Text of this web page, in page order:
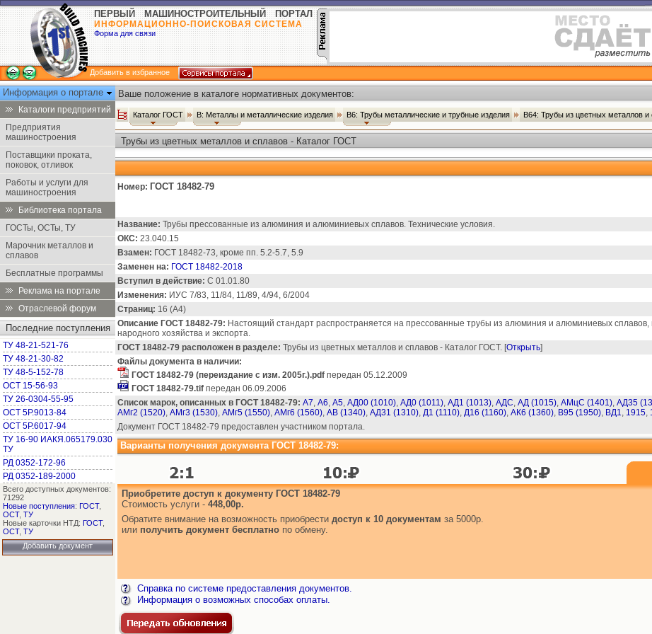
ПЕРВЫЙ МАШИНОСТРОИТЕЛЬНЫЙ ПОРТАЛ
ИНФОРМАЦИОННО-ПОИСКОВАЯ СИСТЕМА
Форма для связи
Добавить в избранное
Информация о портале
Каталоги предприятий
Предприятия
машиностроения
Поставщики проката,
поковок, отливок
Работы и услуги для
машиностроения
Библиотека портала
ГОСТы, ОСТы, ТУ
Марочник металлов и
сплавов
Бесплатные программы
Реклама на портале
Отраслевой форум
Последние поступления
ТУ 48-21-521-76
ТУ 48-21-30-82
ТУ 48-5-152-78
ОСТ 15-56-93
ТУ 26-0304-55-95
ОСТ 5Р.9013-84
ОСТ 5Р.6017-94
ТУ 16-90 ИАКЯ.065179.030
ТУ
РД 0352-172-96
РД 0352-189-2000
Всего доступных документов:
71292
Новые поступления: ГОСТ,
ОСТ, ТУ
Новые карточки НТД: ГОСТ,
ОСТ, ТУ
Добавить документ
Ваше положение в каталоге нормативных документов:
Каталог ГОСТ В: Металлы и металлические изделия В6: Трубы металлические и трубные изделия В64: Трубы из цветных металлов и
Трубы из цветных металлов и сплавов - Каталог ГОСТ
Номер: ГОСТ 18482-79
Название: Трубы прессованные из алюминия и алюминиевых сплавов. Технические условия.
ОКС: 23.040.15
Взамен: ГОСТ 18482-73, кроме пп. 5.2-5.7, 5.9
Заменен на: ГОСТ 18482-2018
Вступил в действие: С 01.01.80
Изменения: ИУС 7/83, 11/84, 11/89, 4/94, 6/2004
Страниц: 16 (А4)
Описание ГОСТ 18482-79: Настоящий стандарт распространяется на прессованные трубы из алюминия и алюминиевых
народного хозяйства и экспорта.
ГОСТ 18482-79 расположен в разделе: Трубы из цветных металлов и сплавов - Каталог ГОСТ. [Открыть]
Файлы документа в наличии:
ГОСТ 18482-79 (переиздание с изм. 2005г.).pdf передан 05.12.2009
ГОСТ 18482-79.tif передан 06.09.2006
Список марок, описанных в ГОСТ 18482-79: А7, А6, А5, АД00 (1010), АД0 (1011), АД1 (1013), АДС, АД (1015), АМцС (1401), АД35
АМг2 (1520), АМг3 (1530), АМг5 (1550), АМг6 (1560), АВ (1340), АД31 (1310), Д1 (1110), Д16 (1160), АК6 (1360), В95 (1950), ВД1, 1915,
Документ ГОСТ 18482-79 предоставлен участником портала.
Варианты получения документа ГОСТ 18482-79:
Приобретите доступ к документу ГОСТ 18482-79
Стоимость услуги - 448,00р.
Обратите внимание на возможность приобрести доступ к 10 документам за 5000р.
или получить документ бесплатно по обмену.
Справка по системе предоставления документов.
Информация о возможных способах оплаты.